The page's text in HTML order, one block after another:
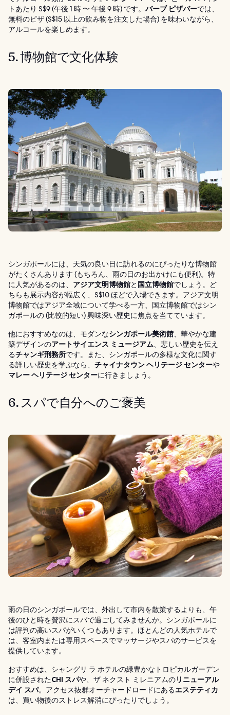
トあたり S$9 (午後 1 時 〜 午後 9 時) です。 バーブ ピザバーでは、
無料のピザ (S$15 以上の飲み物を注文した場合) を味わいながら、
アルコールを楽しめます。
5. 博物館で文化体験
シンガポールには、天気の良い日に訪れるのにぴったりな博物館
がたくさんあります (もちろん、雨の日のお出かけにも便利)。特
に人気があるのは、 アジア文明博物館と 国立博物館でしょう。ど
ちらも展示内容が幅広く、S$10 ほどで入場できます。アジア文明
博物館ではアジア全域について学べる一方、国立博物館ではシン
ガポールの (比較的短い) 興味深い歴史に焦点を当てています。
他におすすめなのは、モダンなシンガポール美術館、華やかな建
築デザインのアートサイエンス ミュージアム、悲しい歴史を伝え
るチャンギ刑務所です。また、シンガポールの多様な文化に関す
る詳しい歴史を学ぶなら、 チャイナタウン ヘリテージ センターや
マレー ヘリテージ センターに行きましょう。
6. スパで自分へのご褒美
雨の日のシンガポールでは、外出して市内を散策するよりも、午
後のひと時を贅沢にスパで過ごしてみませんか。シンガポールに
は評判の高いスパがいくつもあります。ほとんどの人気ホテルで
は、客室内または専用スペースでマッサージやスパのサービスを
提供しています。
おすすめは、シャングリ ラ ホテルの緑豊かなトロピカルガーデン
に併設されたCHI スパや、ザ ネクスト ミレニアムのリニューアル
デイ スパ。アクセス抜群オーチャードロードにあるエステティカ
は、買い物後のストレス解消にぴったりでしょう。